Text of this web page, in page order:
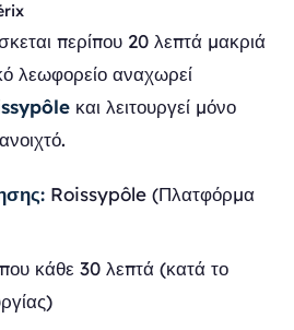
περίπου 20 λεπτά μακριά
λεωφορείο αναχωρεί
και λειτουργεί μόνο
Roissypôle (Πλατφόρμα
κάθε 30 λεπτά (κατά το